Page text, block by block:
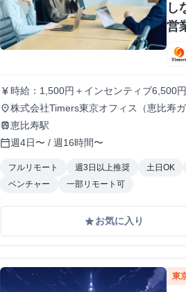
し
営
currency_yen時給：1,500円＋インセンティブ6,500
place株式会社Timers東京オフィス（恵比寿
ル使用のため、自宅の場合は快適なPC
加は不可
train恵比寿駅
calendar_today週4日〜 / 週16時間〜
フルリモート 週3日以上推奨 土日OK
ベンチャー
一部リモート可
gradeお気に入り
東